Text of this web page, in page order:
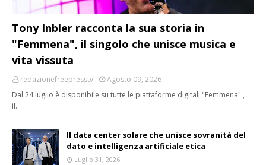
Tony Inbler racconta la sua storia in
"Femmena", il singolo che unisce musica e
vita vissuta
redazionefreepresstv
Agosto 09, 2026
Dal 24 luglio è disponibile su tutte le piattaforme digitali "Femmena" ,
il…
Il data center solare che unisce sovranità del
dato e intelligenza artificiale etica
Luglio 31, 2026